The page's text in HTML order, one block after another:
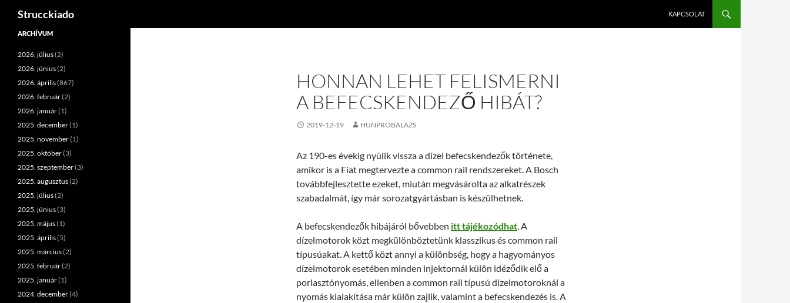
Tartalomhoz
Strucckiado KAPCSOLAT
HONNAN LEHET FELISMERNI
A BEFECSKENDEZŐ HIBÁT?
2019-12-19 HUNPROBALAZS
Az 190-es évekig nyúlik vissza a dízel befecskendezők története,
amikor is a Fiat megtervezte a common rail rendszereket. A Bosch
továbbfejlesztette ezeket, miután megvásárolta az alkatrészek
szabadalmát, így már sorozatgyártásban is készülhetnek.
A befecskendezők hibájáról bővebben itt tájékozódhat. A
dízelmotorok közt megkülönböztetünk klasszikus és common rail
típusúakat. A kettő közt annyi a különbség, hogy a hagyományos
dízelmotorok esetében minden injektornál külön idéződik elő a
porlasztónyomás, ellenben a common rail típusú dízelmotoroknál a
nyomás kialakítása már külön zajlik, valamint a befecskendezés is. A
ARCHÍVUM
2026. július(2)
2026. június(2)
2026. április(867)
2026. február(2)
2026. január(1)
2025. december(1)
2025. november(1)
2025. október(3)
2025. szeptember(3)
2025. augusztus(2)
2025. július(2)
2025. június(3)
2025. május(1)
2025. április(5)
2025. március(2)
2025. február(2)
2025. január(1)
2024. december(4)